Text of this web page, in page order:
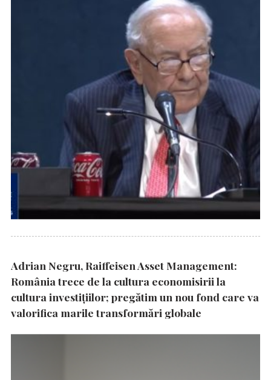
Adrian Negru, Raiffeisen Asset Management:
România trece de la cultura economisirii la
cultura investițiilor; pregătim un nou fond care va
valorifica marile transformări globale